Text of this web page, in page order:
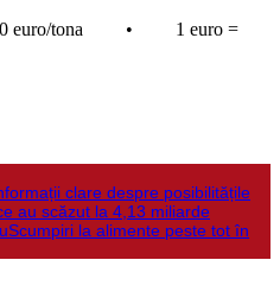
euro/tona • 1 euro =
clare despre posibilitățile
au scăzut la 4,13 miliarde
Scumpiri la alimente peste tot în